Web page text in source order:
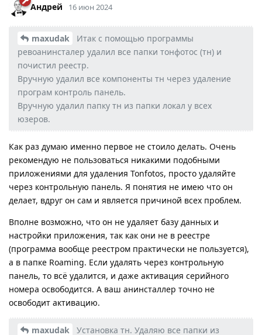
Андрей 16 июн 2024
maxudak
Итак с помощью программы
ревоанинсталер удалил все папки тонфотос (тн) и
почистил реестр.
Вручную удалил все компоненты тн через удаление
програм контроль панель.
Вручную удалил папку тн из папки локал у всех
юзеров.
Как раз думаю именно первое не стоило делать. Очень
рекомендую не пользоваться никакими подобными
приложениями для удаления Tonfotos, просто удаляйте
через контрольную панель. Я понятия не имею что он
делает, вдруг он сам и является причиной всех проблем.
Вполне возможно, что он не удаляет базу данных и
настройки приложения, так как они не в реестре
(программа вообще реестром практически не пользуется),
а в папке Roaming. Если удалять через контрольную
панель, то всё удалится, и даже активация серийного
номера освободится. А ваш анинсталлер точно не
освободит активацию.
maxudak
Установка тн. Удаляю все папки из